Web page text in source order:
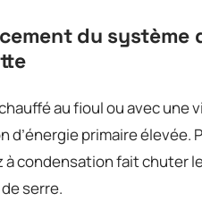
du système
au fioul ou avec une
d’énergie primaire élevée.
à condensation fait chuter
serre.